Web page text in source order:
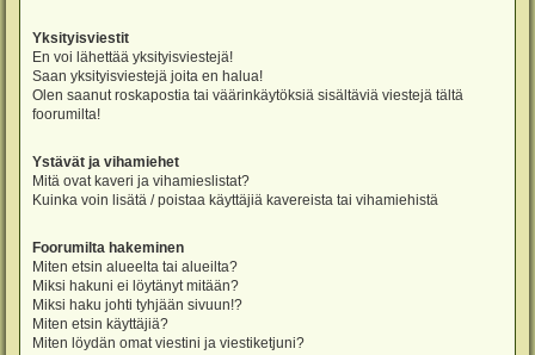
Yksityisviestit
En voi lähettää yksityisviestejä!
Saan yksityisviestejä joita en halua!
Olen saanut roskapostia tai väärinkäytöksiä sisältäviä viestejä tältä
foorumilta!
Ystävät ja vihamiehet
Mitä ovat kaveri ja vihamieslistat?
Kuinka voin lisätä / poistaa käyttäjiä kavereista tai vihamiehistä
Foorumilta hakeminen
Miten etsin alueelta tai alueilta?
Miksi hakuni ei löytänyt mitään?
Miksi haku johti tyhjään sivuun!?
Miten etsin käyttäjiä?
Miten löydän omat viestini ja viestiketjuni?